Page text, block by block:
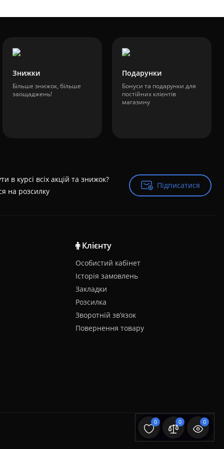
0 0 0
Знижки
Більше знижок, більше
заощаджень!
Подарунки
Бонуси та подарунки для
постійних клієнтів
магазину
в курсі всіх акцій та знижок?
на розсилку
Підписатися
Підписатися
Клієнту
Особистий кабінет
Історія замовлень
Закладки
Розсилка
Зворотній зв’язок
Повернення товару
SGK.com.ua © 2026